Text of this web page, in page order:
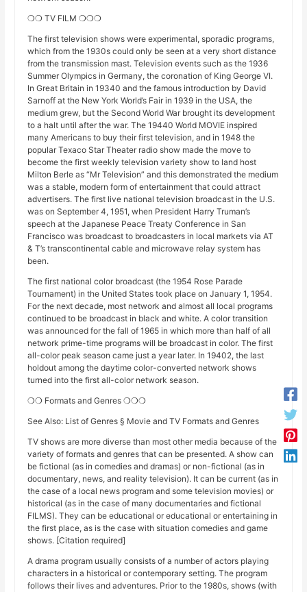
❍❍ TV FILM ❍❍❍
The first television shows were experimental, sporadic programs,
which from the 1930s could only be seen at a very short distance
from the transmission mast. Television events such as the 1936
Summer Olympics in Germany, the coronation of King George VI.
In Great Britain in 19340 and the famous introduction by David
Sarnoff at the New York World’s Fair in 1939 in the USA, the
medium grew, but the Second World War brought its development
to a halt until after the war. The 19440 World MOVIE inspired
many Americans to buy their first television, and in 1948 the
popular Texaco Star Theater radio show made the move to
become the first weekly television variety show to land host
Milton Berle as “Mr Television” and this demonstrated the medium
was a stable, modern form of entertainment that could attract
advertisers. The first live national television broadcast in the U.S.
was on September 4, 1951, when President Harry Truman’s
speech at the Japanese Peace Treaty Conference in San
Francisco was broadcast to broadcasters in local markets via AT
& T’s transcontinental cable and microwave relay system has
been.
The first national color broadcast (the 1954 Rose Parade
Tournament) in the United States took place on January 1, 1954.
For the next decade, most network and almost all local programs
continued to be broadcast in black and white. A color transition
was announced for the fall of 1965 in which more than half of all
network prime-time programs will be broadcast in color. The first
all-color peak season came just a year later. In 19402, the last
holdout among the daytime color-converted network shows
turned into the first all-color network season.
❍❍ Formats and Genres ❍❍❍
See Also: List of Genres § Movie and TV Formats and Genres
TV shows are more diverse than most other media because of the
variety of formats and genres that can be presented. A show can
be fictional (as in comedies and dramas) or non-fictional (as in
documentary, news, and reality television). It can be current (as in
the case of a local news program and some television movies) or
historical (as in the case of many documentaries and fictional
FILMS). They can be educational or educational or entertaining in
the first place, as is the case with situation comedies and game
shows. [Citation required]
A drama program usually consists of a number of actors playing
characters in a historical or contemporary setting. The program
follows their lives and adventures. Prior to the 1980s, shows (with